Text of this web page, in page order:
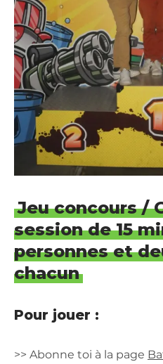
Jeu concours /
session de 15
personnes et
chacun
Pour jouer :
>> Abonne toi à la page